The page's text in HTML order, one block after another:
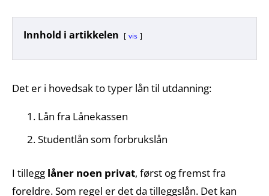
Innhold i artikkelen vis
Det er i hovedsak to typer lån til utdanning:
Lån fra Lånekassen
Studentlån som forbrukslån
I tillegg låner noen privat, først og fremst fra
foreldre. Som regel er det da tilleggslån. Det kan